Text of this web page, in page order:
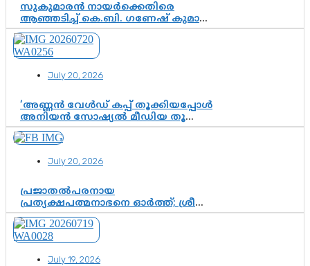
സുകുമാരൻ നായർക്കെതിരെ
ആഞ്ഞടിച്ച് കെ.ബി. ഗണേഷ് കുമാർ,
വി.ഡി. സതീശന് പൂർണ പിന്തുണ
July 20, 2026
‘അണ്ണൻ വേൾഡ് കപ്പ് തൂക്കിയപ്പോൾ
അനിയൻ സോഷ്യൽ മീഡിയ തൂക്കി’;
ലാമിൻ യമാലിന്റെ
കിരീടധാരണത്തിനിടെ
ചുണക്കുട്ടൻ
July 20, 2026
പ്രജാതൽപരനായ
പ്രത്യക്ഷപത്മനാഭനെ ഓർത്ത്; ശ്രീ
ചിത്തിര തിരുനാൾ മഹാരാജാവിന്റെ
35-ാം നാടുനീങ്ങൽ ദിനം ഇന്ന്
July 19, 2026